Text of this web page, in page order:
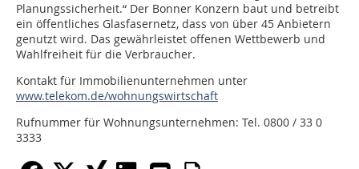
Planungssicherheit.“ Der Bonner Konzern baut und betreibt
ein öffentliches Glasfasernetz, dass von über 45 Anbietern
genutzt wird. Das gewährleistet offenen Wettbewerb und
Wahlfreiheit für die Verbraucher.
Kontakt für Immobilienunternehmen unter
www.telekom.de/wohnungswirtschaft
Rufnummer für Wohnungsunternehmen: Tel. 0800 / 33 0
3333